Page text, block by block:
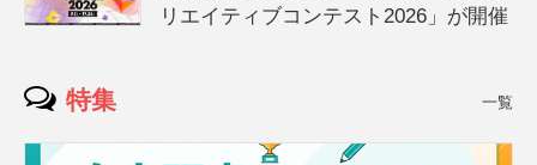
リエイティブコンテスト2026」が開催
特集 一覧